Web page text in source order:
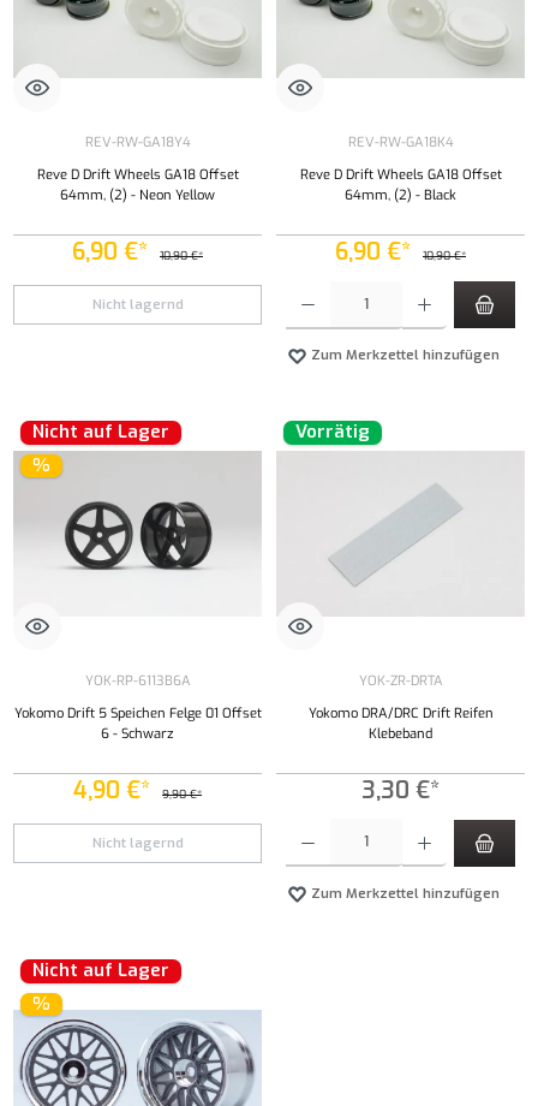
REV-RW-GA18Y4
Reve D Drift Wheels GA18 Offset
64mm, (2) - Neon Yellow
6,90 €* 10,90 €*
Nicht lagernd
REV-RW-GA18K4
Reve D Drift Wheels GA18 Offset
64mm, (2) - Black
6,90 €* 10,90 €*
Zum Merkzettel hinzufügen
Nicht auf Lager
%
YOK-RP-6113B6A
Yokomo Drift 5 Speichen Felge 01 Offset
6 - Schwarz
4,90 €* 9,90 €*
Nicht lagernd
Vorrätig
YOK-ZR-DRTA
Yokomo DRA/DRC Drift Reifen
Klebeband
3,30 €*
Zum Merkzettel hinzufügen
Nicht auf Lager
%